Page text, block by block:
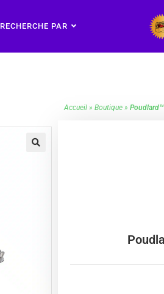
RECHERCHE PAR
Accueil » Boutique »